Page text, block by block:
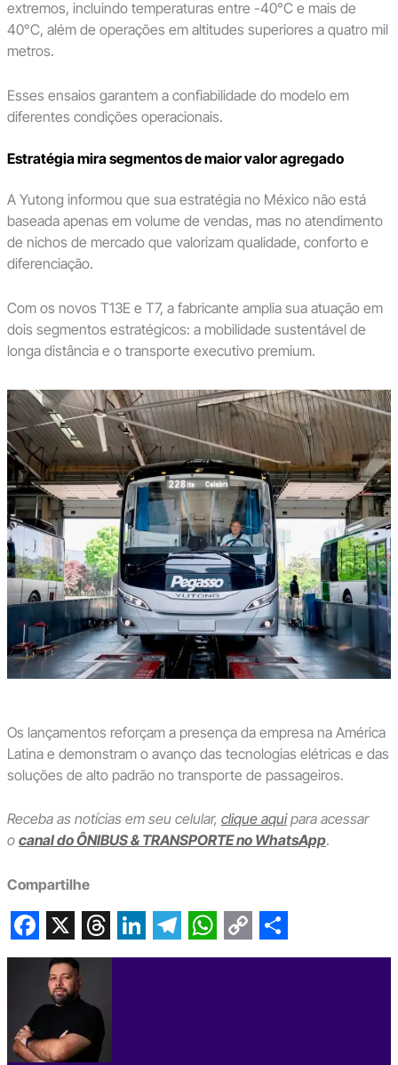
extremos, incluindo temperaturas entre -40°C e mais de
40°C, além de operações em altitudes superiores a quatro mil
metros.
Esses ensaios garantem a confiabilidade do modelo em
diferentes condições operacionais.
Estratégia mira segmentos de maior valor agregado
A Yutong informou que sua estratégia no México não está
baseada apenas em volume de vendas, mas no atendimento
de nichos de mercado que valorizam qualidade, conforto e
diferenciação.
Com os novos T13E e T7, a fabricante amplia sua atuação em
dois segmentos estratégicos: a mobilidade sustentável de
longa distância e o transporte executivo premium.
Os lançamentos reforçam a presença da empresa na América
Latina e demonstram o avanço das tecnologias elétricas e das
soluções de alto padrão no transporte de passageiros.
Receba as notícias em seu celular, clique aquipara acessar
o canal do ÔNIBUS & TRANSPORTE no WhatsApp.
Compartilhe
F
e
X T
h
r
e
L T W C S